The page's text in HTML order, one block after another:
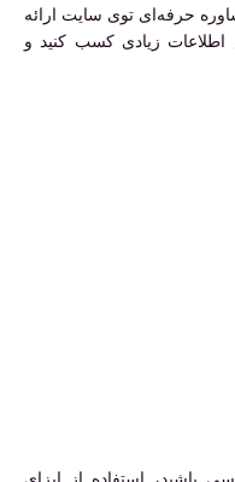
حرفه‌ای توی سایت ارائه
زیادی کسب کنید و